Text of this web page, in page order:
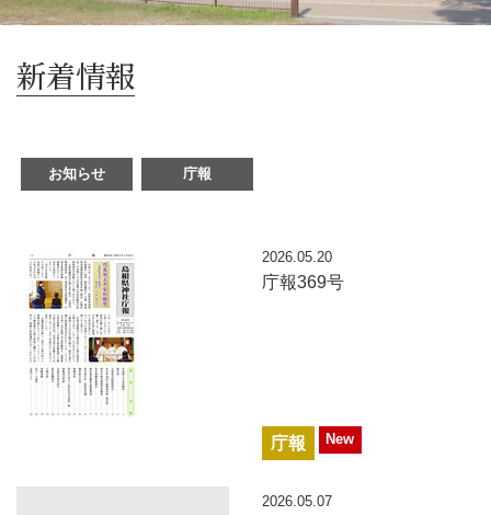
新着情報
お知らせ 庁報
2026.05.20
庁報369号
庁報 New
2026.05.07